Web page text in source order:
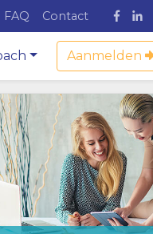
FAQ Contact
Aanmelden